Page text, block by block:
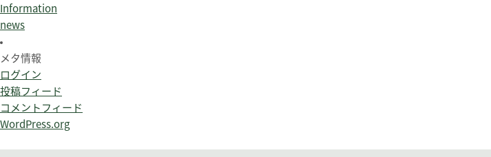
Information
news
メタ情報
ログイン
投稿フィード
コメントフィード
WordPress.org